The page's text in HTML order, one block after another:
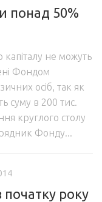
понад 50%
капіталу не можуть
Фондом
осіб, так як
суму в 200 тис.
круглого столу
Фонду...
року